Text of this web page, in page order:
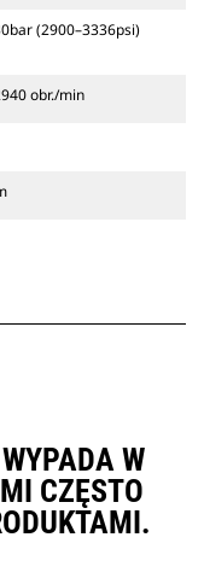
(2900–3336psi)
obr./min
W
CZĘSTO